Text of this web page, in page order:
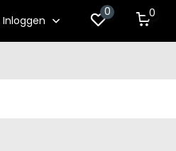
Inloggen
0 0